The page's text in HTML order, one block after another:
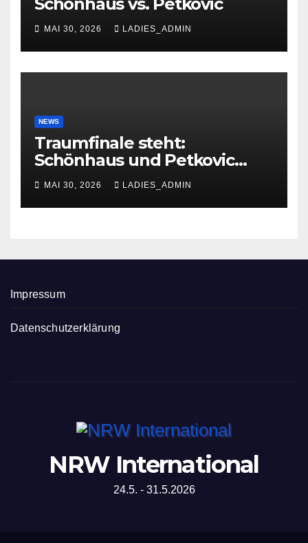
MAI 30, 2026 LADIES_ADMIN
NEWS
Traumfinale steht:
Schönhaus und Petkovic
glänzen in Troisdorf
MAI 30, 2026 LADIES_ADMIN
Impressum
Datenschutzerklärung
NRW International
24.5. - 31.5.2026